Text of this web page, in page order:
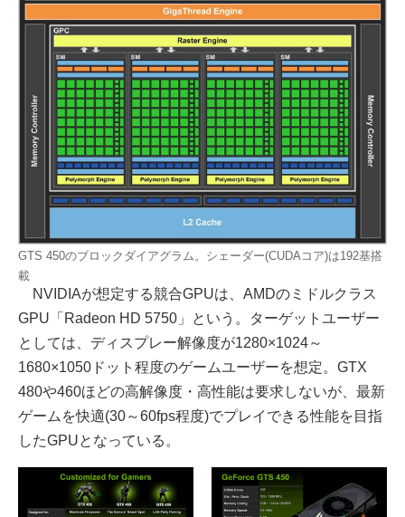
GTS 450のブロックダイアグラム。シェーダー(CUDAコア)は192基搭
載
NVIDIAが想定する競合GPUは、AMDのミドルクラス
GPU「Radeon HD 5750」という。ターゲットユーザー
としては、ディスプレー解像度が1280×1024～
1680×1050ドット程度のゲームユーザーを想定。GTX
480や460ほどの高解像度・高性能は要求しないが、最新
ゲームを快適(30～60fps程度)でプレイできる性能を目指
したGPUとなっている。